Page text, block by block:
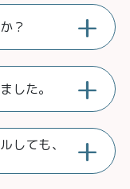
？ +
した。 +
しても、 +